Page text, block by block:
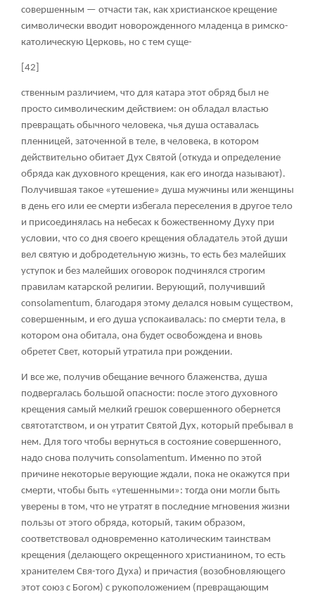
совершенным — отчасти так, как христианское крещение
символически вводит новорожденного младенца в римско-
католическую Церковь, но с тем суще-
[42]
ственным различием, что для катара этот обряд был не
просто символическим действием: он обладал властью
превращать обычного человека, чья душа оставалась
пленницей, заточенной в теле, в человека, в котором
действительно обитает Дух Святой (откуда и определение
обряда как духовного крещения, как его иногда называют).
Получившая такое «утешение» душа мужчины или женщины
в день его или ее смерти избегала переселения в другое тело
и присоединялась на небесах к божественному Духу при
условии, что со дня своего крещения обладатель этой души
вел святую и добродетельную жизнь, то есть без малейших
уступок и без малейших оговорок подчинялся строгим
правилам катарской религии. Верующий, получивший
consolamentum, благодаря этому делался новым существом,
совершенным, и его душа успокаивалась: по смерти тела, в
котором она обитала, она будет освобождена и вновь
обретет Свет, который утратила при рождении.
И все же, получив обещание вечного блаженства, душа
подвергалась большой опасности: после этого духовного
крещения самый мелкий грешок совершенного обернется
святотатством, и он утратит Святой Дух, который пребывал в
нем. Для того чтобы вернуться в состояние совершенного,
надо снова получить consolamentum. Именно по этой
причине некоторые верующие ждали, пока не окажутся при
смерти, чтобы быть «утешенными»: тогда они могли быть
уверены в том, что не утратят в последние мгновения жизни
пользы от этого обряда, который, таким образом,
соответствовал одновременно католическим таинствам
крещения (делающего окрещенного христианином, то есть
хранителем Свя-того Духа) и причастия (возобновляющего
этот союз с Богом) с рукоположением (превращающим